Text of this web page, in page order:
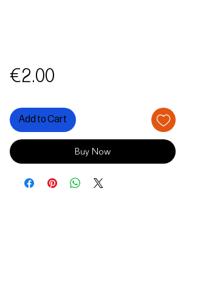
€2.00Price
Add to Cart
Buy Now